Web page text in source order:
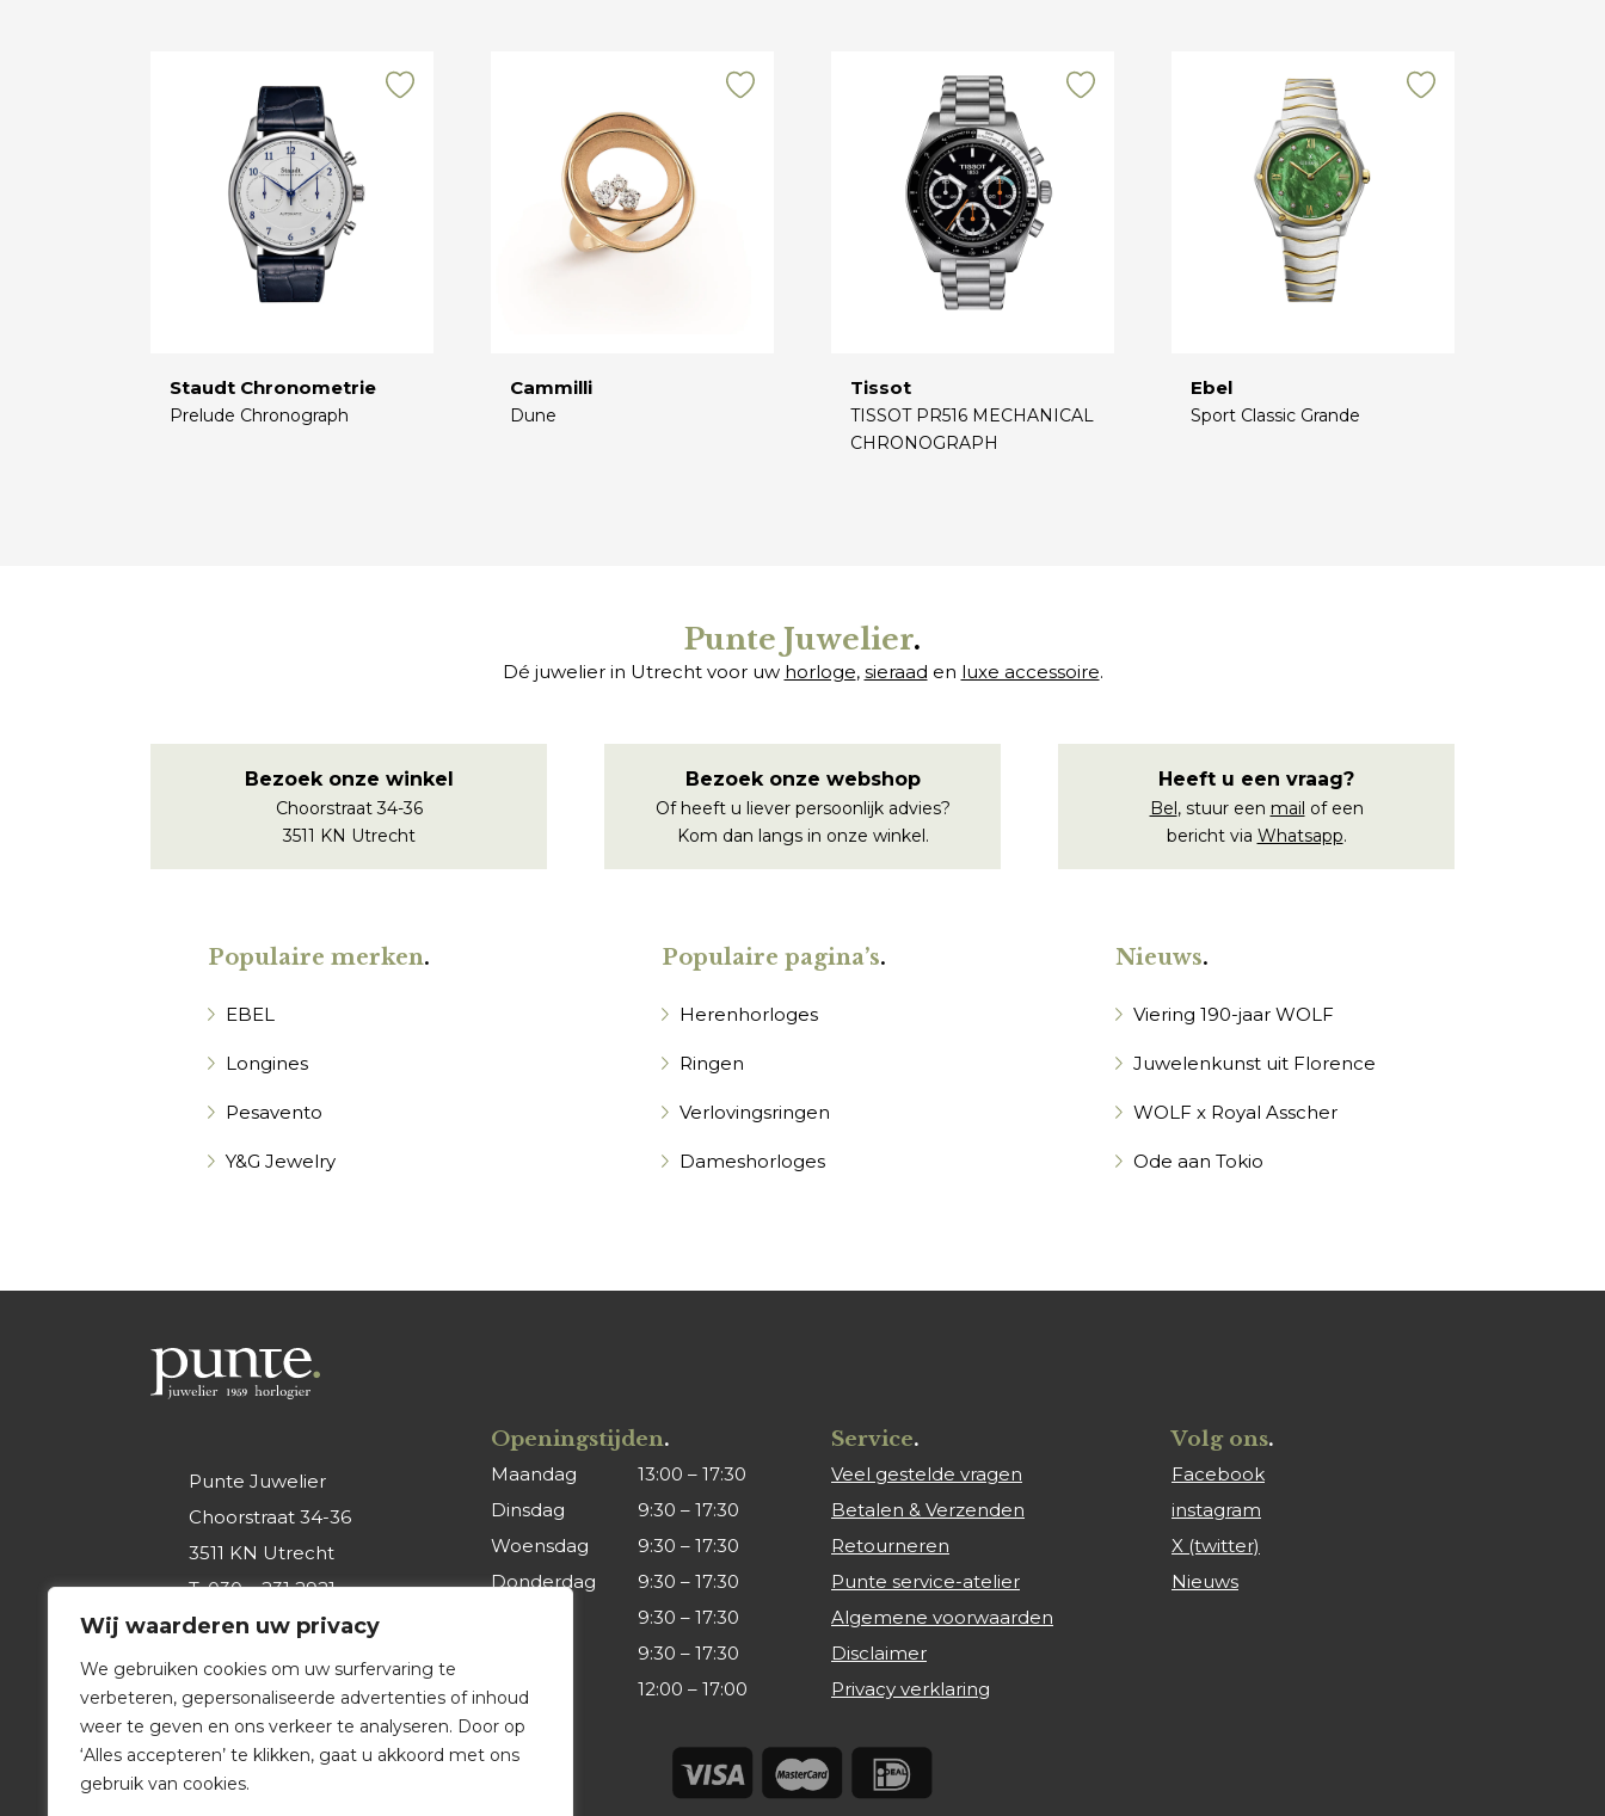
Wij waarderen uw privacy
We gebruiken cookies om uw surfervaring te
verbeteren, gepersonaliseerde advertenties of inhoud
weer te geven en ons verkeer te analyseren. Door op
‘Alles accepteren’ te klikken, gaat u akkoord met ons
gebruik van cookies.
Staudt Chronometrie
Prelude Chronograph
Cammilli
Dune
Tissot
TISSOT PR516 MECHANICAL
CHRONOGRAPH
Ebel
Sport Classic Grande
Punte Juwelier.
Dé juwelier in Utrecht voor uw horloge, sieraad en luxe accessoire.
Bezoek onze winkel
Choorstraat 34-36
3511 KN Utrecht
Bezoek onze webshop
Of heeft u liever persoonlijk advies?
Kom dan langs in onze winkel.
Heeft u een vraag?
Bel, stuur een mail of een
bericht via Whatsapp.
Populaire merken.
EBEL
Longines
Pesavento
Y&G Jewelry
Populaire pagina’s.
Herenhorloges
Ringen
Verlovingsringen
Dameshorloges
Nieuws.
Viering 190-jaar WOLF
Juwelenkunst uit Florence
WOLF x Royal Asscher
Ode aan Tokio
Punte Juwelier
Choorstraat 34-36
3511 KN Utrecht
T.030 – 231 2921
E.info@punte-
juwelier.nl
Openingstijden.
Maandag
13:00 – 17:30
Dinsdag
9:30 – 17:30
Woensdag
9:30 – 17:30
Donderdag
9:30 – 17:30
9:30 – 17:30
9:30 – 17:30
Zondag
12:00 – 17:00
Service.
Veel gestelde vragen
Betalen & Verzenden
Retourneren
Punte service-atelier
Algemene voorwaarden
Disclaimer
Privacy verklaring
Volg ons.
Facebook
instagram
X (twitter)
Nieuws